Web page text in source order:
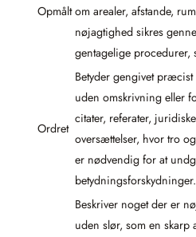
Opmålt om arealer, afstande,
nøjagtighed sikres
gentagelige procedurer,
Ordret
Betyder gengivet præcist
uden omskrivning eller
citater, referater,
oversættelser, hvor tro
er nødvendig for at
betydningsforskydninger.
Beskriver noget der er
uden slør, som en